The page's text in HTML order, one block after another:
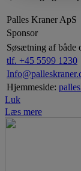
Palles Kraner ApS
Sponsor
Søsætning af både
tlf. +45 5599 1230
Hjemmeside:
Luk
Læs mere